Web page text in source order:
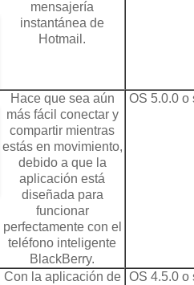
mensajería
instantánea de
Hotmail.
Hace que sea aún
más fácil conectar y
compartir mientras
estás en movimiento,
debido a que la
aplicación está
diseñada para
funcionar
perfectamente con el
teléfono inteligente
BlackBerry.
OS 5.0.0 o
Con la aplicación de
OS 4.5.0 o